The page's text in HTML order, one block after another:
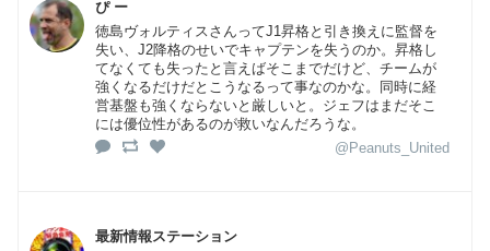
ぴ ー
徳島ヴォルティスさんってJ1昇格と引き換えに監督を
失い、J2降格のせいでキャプテンを失うのか。昇格し
てなくても失ったと言えばそこまでだけど、チームが
強くなるだけだとこうなるって事なのかな。同時に経
営基盤も強くならないと厳しいと。ジェフはまだそこ
には優位性があるのが救いなんだろうな。
@Peanuts_United
最新情報ステーション